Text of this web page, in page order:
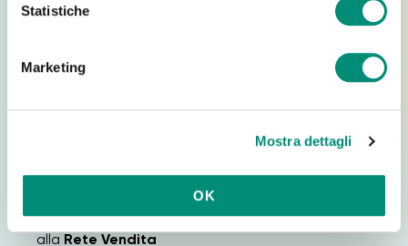
e
Statistiche
Marketing
Mostra dettagli
OK
Realizza
completo di
le sezioni della piattaforma dedicate a
riassortimento e storico ordini
, collega il tuo
Ecommercea strumenti funzionali
i processi aziendali riunendo, su un’unica
dashboardintuitiva, tutti gli strumenti necessari
alla Rete Vendita